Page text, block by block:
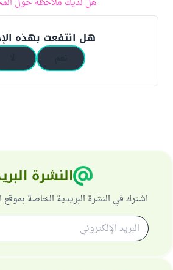
هل انتفعت بهذه
النشرة
اشترك في النشرة البريدية الخاصة